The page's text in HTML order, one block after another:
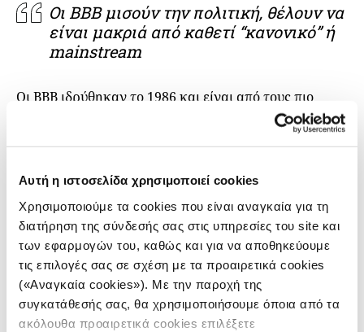
Αυτή η ιστοσελίδα χρησιμοποιεί cookies
Χρησιμοποιούμε τα cookies που είναι αναγκαία για τη
διατήρηση της σύνδεσής σας στις υπηρεσίες του site και
των εφαρμογών του, καθώς και για να αποθηκεύουμε
τις επιλογές σας σε σχέση με τα προαιρετικά cookies
(«Αναγκαία cookies»). Με την παροχή της
συγκατάθεσής σας, θα χρησιμοποιήσουμε όποια από τα
ακόλουθα προαιρετικά cookies επιλέξετε
Οι BBB μισούν την πολιτική, θέλουν να
είναι μακριά από καθετί “κανονικό” ή
mainstream
Οι BBB ιδρύθηκαν το 1986 και είναι από τους πιο
σκληρούς χούλιγκαν στην Ευρώπη. Μέλη της πρώτης
γενιάς του γκρουπ πολέμησαν εναντίον των Σέρβων
«Μάξιμιρ», το γήπεδο της Ντιναμό στο Ζάγκρεμπ,
υπάρχει ένα μνημείο για τους οπαδούς που
σκοτώθηκαν στον γιουγκοσλαβικό πόλεμο. Τα
επόμενα χρόνια οι BBB τα έβαλαν με όλους -τον
πρόεδρο της ομάδας, την ποδοσφαιρική ομοσπονδία,
τον ίδιο τον πρόεδρο της Κροατίας.
Ο Πέταρ ζήτησε να συναντηθούμε στο ξενοδοχείο.